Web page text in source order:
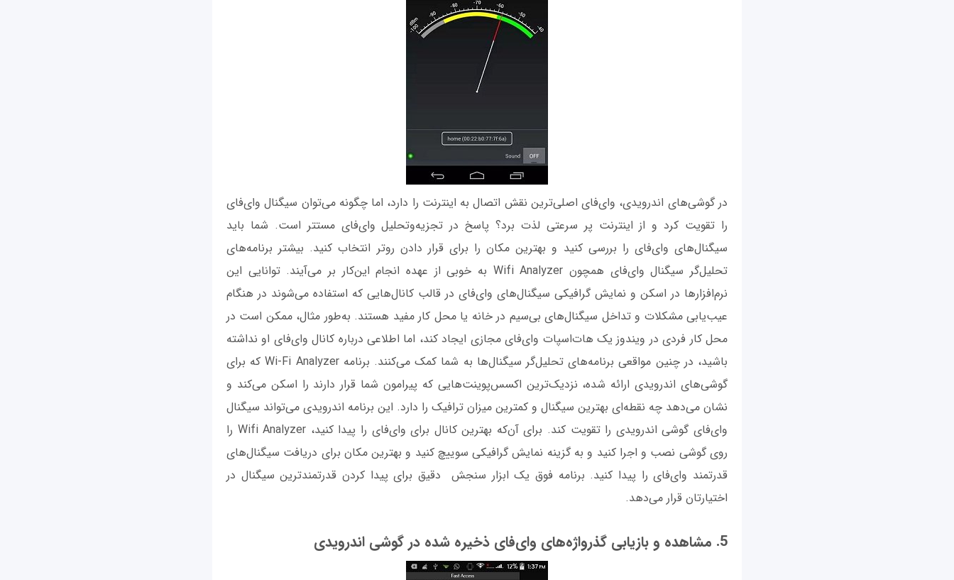
در گوشی‌های اندرویدی، وای‌فای اصلی‌ترین نقش اتصال به اینترنت را دارد، اما چگونه می‌توان سیگنال وای‌فای
را تقویت کرد و از اینترنت پر سرعتی لذت برد؟ پاسخ در تجزیه‌و‌تحلیل وای‌فای مستتر است. شما باید
سیگنال‌های وای‌فای را بررسی کنید و بهترین مکان را برای قرار دادن روتر انتخاب کنید. بیشتر برنامه‌های
تحلیل‌گر سیگنال وای‌فای همچون Wifi Analyzer به خوبی از عهده انجام این‌کار بر می‌آیند. توانایی این
نرم‌افزارها در اسکن و نمایش گرافیکی سیگنال‌های وای‌فای در قالب کانا‌ل‌هایی که استفاده می‌شوند در هنگام
عیب‌یابی مشکلات و تداخل سیگنال‌های بی‌سیم در خانه یا محل کار مفید هستند. به‌طور مثال، ممکن است در
محل کار فردی در ویندوز یک هات‌اسپات وای‌فای مجازی ایجاد کند، اما اطلاعی درباره کانال وای‌فای او نداشته
باشید، در چنین مواقعی برنامه‌های تحلیل‌گر سیگنال‌ها به شما کمک می‌کنند. برنامه Wi-Fi Analyzer که برای
گوشی‌های اندرویدی ارائه شده، نزدیک‌ترین اکسس‌پوینت‌هایی که پیرامون شما قرار دارند را اسکن می‌کند و
نشان می‌دهد چه نقطه‌ای بهترین سیگنال و کمترین میزان ترافیک را دارد. این برنامه اندرویدی می‌تواند سیگنال
وای‌فای گوشی اندرویدی را تقویت کند. برای آن‌که بهترین کانال برای وای‌فای را پیدا کنید، Wifi Analyzer را
روی گوشی نصب و اجرا کنید و به گزینه نمایش گرافیکی سوییچ کنید و بهترین مکان برای دریافت سیگنال‌های
قدرتمند وای‌فای را پیدا کنید. برنامه فوق یک ابزار سنجش دقیق برای پیدا کردن قدرتمندترین سیگنال در
اختیارتان قرار می‌دهد.
5. مشاهده و بازیابی گذرواژه‌های وای‌فای ذخیره شده در گوشی اندرویدی